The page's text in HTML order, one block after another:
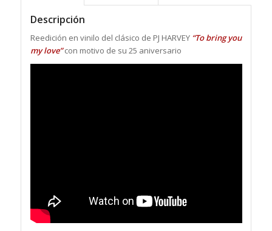
Descripción
Reedición en vinilo del clásico de PJ HARVEY “To bring you
my love” con motivo de su 25 aniversario